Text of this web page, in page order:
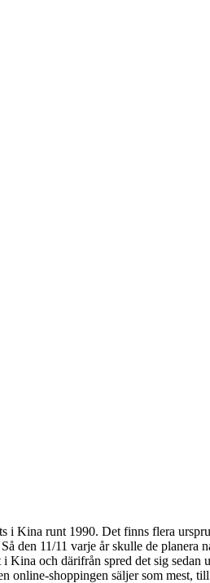
i Kina runt 1990. Det finns flera
den 11/11 varje år skulle de
och därifrån spred det sig
online-shoppingen säljer som mest,